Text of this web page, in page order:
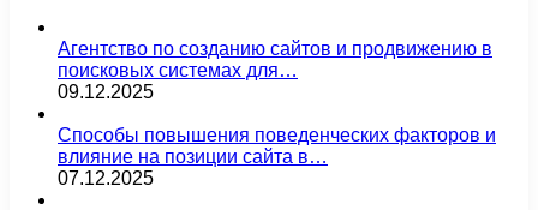
Агентство по созданию сайтов и продвижению в
поисковых системах для…
09.12.2025
Способы повышения поведенческих факторов и
влияние на позиции сайта в…
07.12.2025